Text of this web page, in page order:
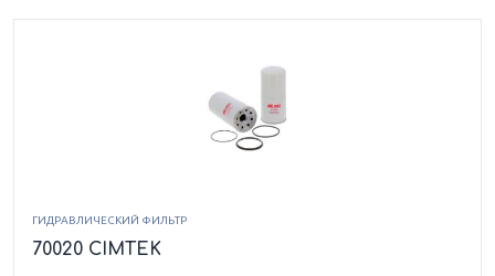
ГИДРАВЛИЧЕСКИЙ ФИЛЬТР
70020 CIMTEK